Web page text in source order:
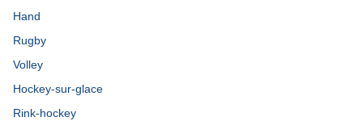
Hand
Rugby
Volley
Hockey-sur-glace
Rink-hockey